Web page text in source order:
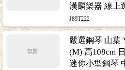
漢麟樂器 線上
J89T222
無圖
嚴選鋼琴 山葉
(M) 高108cm
迷你小型鋼琴